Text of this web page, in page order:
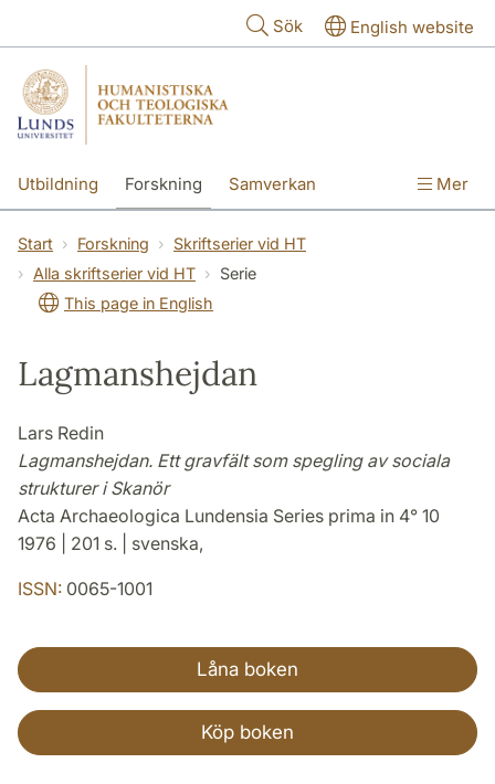
Sök English website
Utbildning Forskning Samverkan Mer
Start Forskning
Skriftserier vid HT
Alla skriftserier vid HT
Serie
This page in English
Lagmanshejdan
Lars Redin
Lagmanshejdan. Ett gravfält som spegling av sociala
strukturer i Skanör
Acta Archaeologica Lundensia Series prima in 4° 10
1976 | 201 s. | svenska,
ISSN: 0065-1001
Låna boken
Köp boken